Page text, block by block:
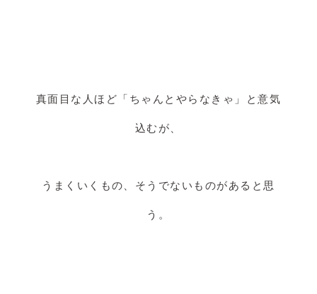
真面目な人ほど「ちゃんとやらなきゃ」と意気
込むが、
うまくいくもの、そうでないものがあると思
う。